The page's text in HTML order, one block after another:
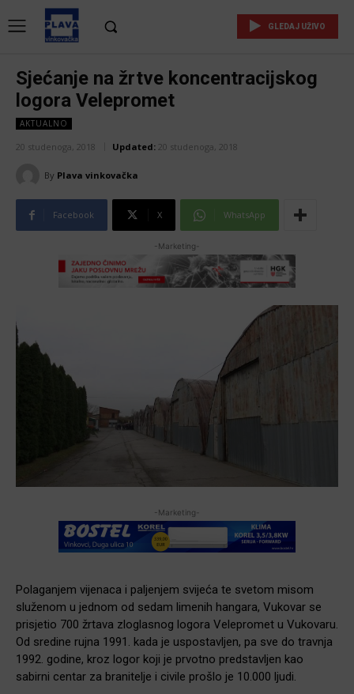
GLEDAJ UŽIVO
Sjećanje na žrtve koncentracijskog
logora Velepromet
AKTUALNO
20 studenoga, 2018 Updated: 20 studenoga, 2018
By Plava vinkovačka
Facebook X WhatsApp
-Marketing-
-Marketing-
Polaganjem vijenaca i paljenjem svijeća te svetom misom
služenom u jednom od sedam limenih hangara, Vukovar se
prisjetio 700 žrtava zloglasnog logora Velepromet u Vukovaru.
Od sredine rujna 1991. kada je uspostavljen, pa sve do travnja
1992. godine, kroz logor koji je prvotno predstavljen kao
sabirni centar za branitelje i civile prošlo je 10.000 ljudi.